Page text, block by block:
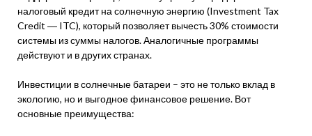
налоговый кредит на солнечную энергию (Investment Tax
Credit ― ITC), который позволяет вычесть 30% стоимости
системы из суммы налогов. Аналогичные программы
действуют и в других странах.
Инвестиции в солнечные батареи – это не только вклад в
экологию, но и выгодное финансовое решение. Вот
основные преимущества: